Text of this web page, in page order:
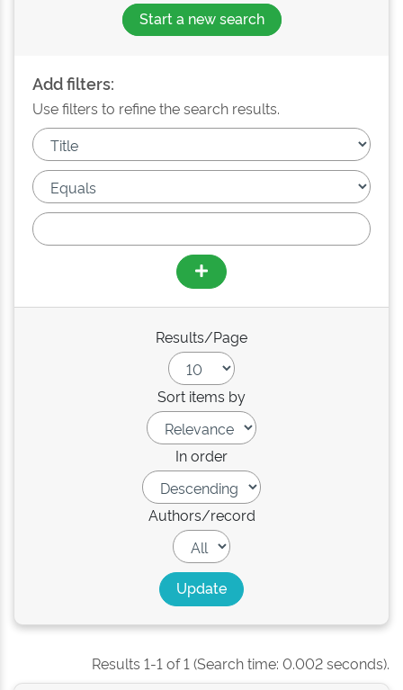
Start a new search
Add filters:
Use filters to refine the search results.
Results/Page
Sort items by
In order
Authors/record
Results 1-1 of 1 (Search time: 0.002 seconds).